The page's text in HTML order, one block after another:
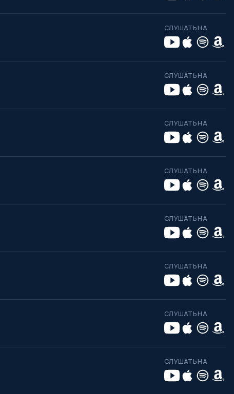
СЛУШАТЬ НА
СЛУШАТЬ НА
СЛУШАТЬ НА
СЛУШАТЬ НА
СЛУШАТЬ НА
СЛУШАТЬ НА
СЛУШАТЬ НА
СЛУШАТЬ НА